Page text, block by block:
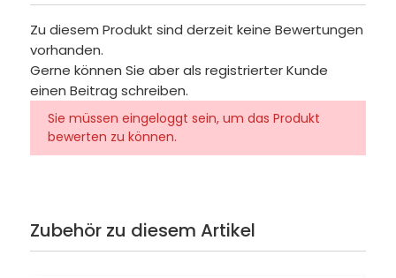
Zu diesem Produkt sind derzeit keine Bewertungen
vorhanden.
Gerne können Sie aber als registrierter Kunde
einen Beitrag schreiben.
Sie müssen eingeloggt sein, um das Produkt
bewerten zu können.
Zubehör zu diesem Artikel